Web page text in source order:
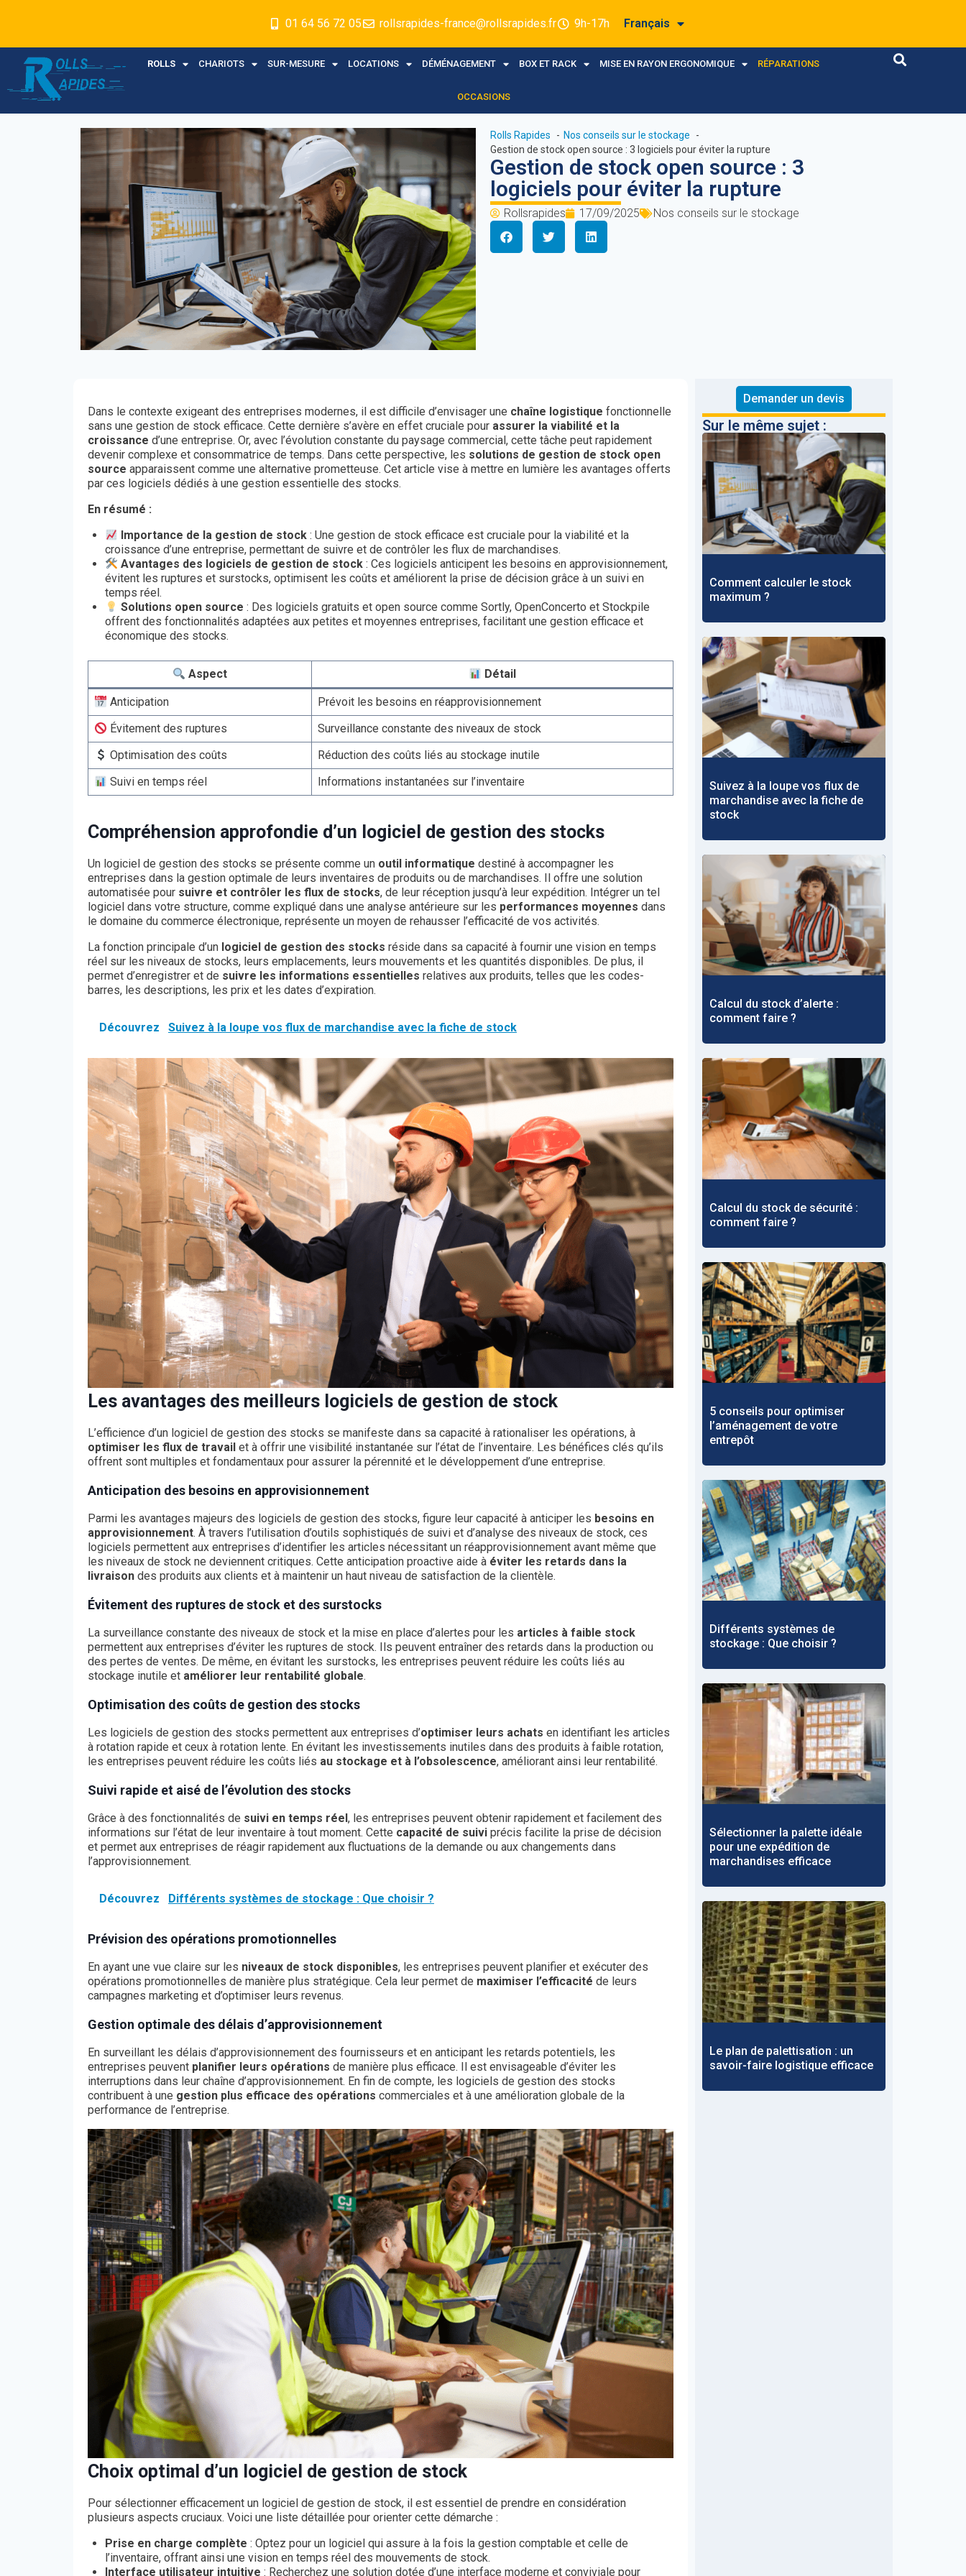
01 64 56 72 05 rollsrapides-france@rollsrapides.fr 9h-17h Français
ROLLS CHARIOTS SUR-MESURE LOCATIONS DÉMÉNAGEMENT BOX ET RACK MISE EN RAYON ERGONOMIQUE RÉPARATIONS
OCCASIONS
Rolls Rapides
Nos conseils sur le stockage
Gestion de stock open source : 3 logiciels pour éviter la rupture
Gestion de stock open source : 3
logiciels pour éviter la rupture
Rollsrapides 17/09/2025 Nos conseils sur le stockage
Dans le contexte exigeant des entreprises modernes, il est difficile d’envisager une chaîne logistique fonctionnelle
sans une gestion de stock efficace. Cette dernière s’avère en effet cruciale pour assurer la viabilité et la
croissance d’une entreprise. Or, avec l’évolution constante du paysage commercial, cette tâche peut rapidement
devenir complexe et consommatrice de temps. Dans cette perspective, les solutions de gestion de stock open
source apparaissent comme une alternative prometteuse. Cet article vise à mettre en lumière les avantages offerts
par ces logiciels dédiés à une gestion essentielle des stocks.
En résumé :
Importance de la gestion de stock : Une gestion de stock efficace est cruciale pour la viabilité et la
croissance d’une entreprise, permettant de suivre et de contrôler les flux de marchandises.
Avantages des logiciels de gestion de stock : Ces logiciels anticipent les besoins en approvisionnement,
évitent les ruptures et surstocks, optimisent les coûts et améliorent la prise de décision grâce à un suivi en
temps réel.
Solutions open source : Des logiciels gratuits et open source comme Sortly, OpenConcerto et Stockpile
offrent des fonctionnalités adaptées aux petites et moyennes entreprises, facilitant une gestion efficace et
économique des stocks.
Aspect Détail
Anticipation
Prévoit les besoins en réapprovisionnement
Évitement des ruptures
Surveillance constante des niveaux de stock
Optimisation des coûts
Réduction des coûts liés au stockage inutile
Suivi en temps réel
Informations instantanées sur l’inventaire
Compréhension approfondie d’un logiciel de gestion des stocks
Un logiciel de gestion des stocks se présente comme un outil informatique destiné à accompagner les
entreprises dans la gestion optimale de leurs inventaires de produits ou de marchandises. Il offre une solution
automatisée pour suivre et contrôler les flux de stocks, de leur réception jusqu’à leur expédition. Intégrer un tel
logiciel dans votre structure, comme expliqué dans une analyse antérieure sur les performances moyennes dans
le domaine du commerce électronique, représente un moyen de rehausser l’efficacité de vos activités.
La fonction principale d’un logiciel de gestion des stocks réside dans sa capacité à fournir une vision en temps
réel sur les niveaux de stocks, leurs emplacements, leurs mouvements et les quantités disponibles. De plus, il
permet d’enregistrer et de suivre les informations essentielles relatives aux produits, telles que les codes-
barres, les descriptions, les prix et les dates d’expiration.
Découvrez Suivez à la loupe vos flux de marchandise avec la fiche de stock
Les avantages des meilleurs logiciels de gestion de stock
L’efficience d’un logiciel de gestion des stocks se manifeste dans sa capacité à rationaliser les opérations, à
optimiser les flux de travail et à offrir une visibilité instantanée sur l’état de l’inventaire. Les bénéfices clés qu’ils
offrent sont multiples et fondamentaux pour assurer la pérennité et le développement d’une entreprise.
Anticipation des besoins en approvisionnement
Parmi les avantages majeurs des logiciels de gestion des stocks, figure leur capacité à anticiper les besoins en
approvisionnement. À travers l’utilisation d’outils sophistiqués de suivi et d’analyse des niveaux de stock, ces
logiciels permettent aux entreprises d’identifier les articles nécessitant un réapprovisionnement avant même que
les niveaux de stock ne deviennent critiques. Cette anticipation proactive aide à éviter les retards dans la
livraison des produits aux clients et à maintenir un haut niveau de satisfaction de la clientèle.
Évitement des ruptures de stock et des surstocks
La surveillance constante des niveaux de stock et la mise en place d’alertes pour les articles à faible stock
permettent aux entreprises d’éviter les ruptures de stock. Ils peuvent entraîner des retards dans la production ou
des pertes de ventes. De même, en évitant les surstocks, les entreprises peuvent réduire les coûts liés au
stockage inutile et améliorer leur rentabilité globale.
Optimisation des coûts de gestion des stocks
Les logiciels de gestion des stocks permettent aux entreprises d’optimiser leurs achats en identifiant les articles
à rotation rapide et ceux à rotation lente. En évitant les investissements inutiles dans des produits à faible rotation,
les entreprises peuvent réduire les coûts liés au stockage et à l’obsolescence, améliorant ainsi leur rentabilité.
Suivi rapide et aisé de l’évolution des stocks
Grâce à des fonctionnalités de suivi en temps réel, les entreprises peuvent obtenir rapidement et facilement des
informations sur l’état de leur inventaire à tout moment. Cette capacité de suivi précis facilite la prise de décision
et permet aux entreprises de réagir rapidement aux fluctuations de la demande ou aux changements dans
l’approvisionnement.
Découvrez Différents systèmes de stockage : Que choisir ?
Prévision des opérations promotionnelles
En ayant une vue claire sur les niveaux de stock disponibles, les entreprises peuvent planifier et exécuter des
opérations promotionnelles de manière plus stratégique. Cela leur permet de maximiser l’efficacité de leurs
campagnes marketing et d’optimiser leurs revenus.
Gestion optimale des délais d’approvisionnement
En surveillant les délais d’approvisionnement des fournisseurs et en anticipant les retards potentiels, les
entreprises peuvent planifier leurs opérations de manière plus efficace. Il est envisageable d’éviter les
interruptions dans leur chaîne d’approvisionnement. En fin de compte, les logiciels de gestion des stocks
contribuent à une gestion plus efficace des opérations commerciales et à une amélioration globale de la
performance de l’entreprise.
Choix optimal d’un logiciel de gestion de stock
Pour sélectionner efficacement un logiciel de gestion de stock, il est essentiel de prendre en considération
plusieurs aspects cruciaux. Voici une liste détaillée pour orienter cette démarche :
Prise en charge complète : Optez pour un logiciel qui assure à la fois la gestion comptable et celle de
l’inventaire, offrant ainsi une vision en temps réel des mouvements de stock.
Interface utilisateur intuitive : Recherchez une solution dotée d’une interface moderne et conviviale pour
Demander un devis
Sur le même sujet :
Comment calculer le stock
maximum ?
Suivez à la loupe vos flux de
marchandise avec la fiche de
stock
Calcul du stock d’alerte :
comment faire ?
Calcul du stock de sécurité :
comment faire ?
5 conseils pour optimiser
l’aménagement de votre
entrepôt
Différents systèmes de
stockage : Que choisir ?
Sélectionner la palette idéale
pour une expédition de
marchandises efficace
Le plan de palettisation : un
savoir-faire logistique efficace